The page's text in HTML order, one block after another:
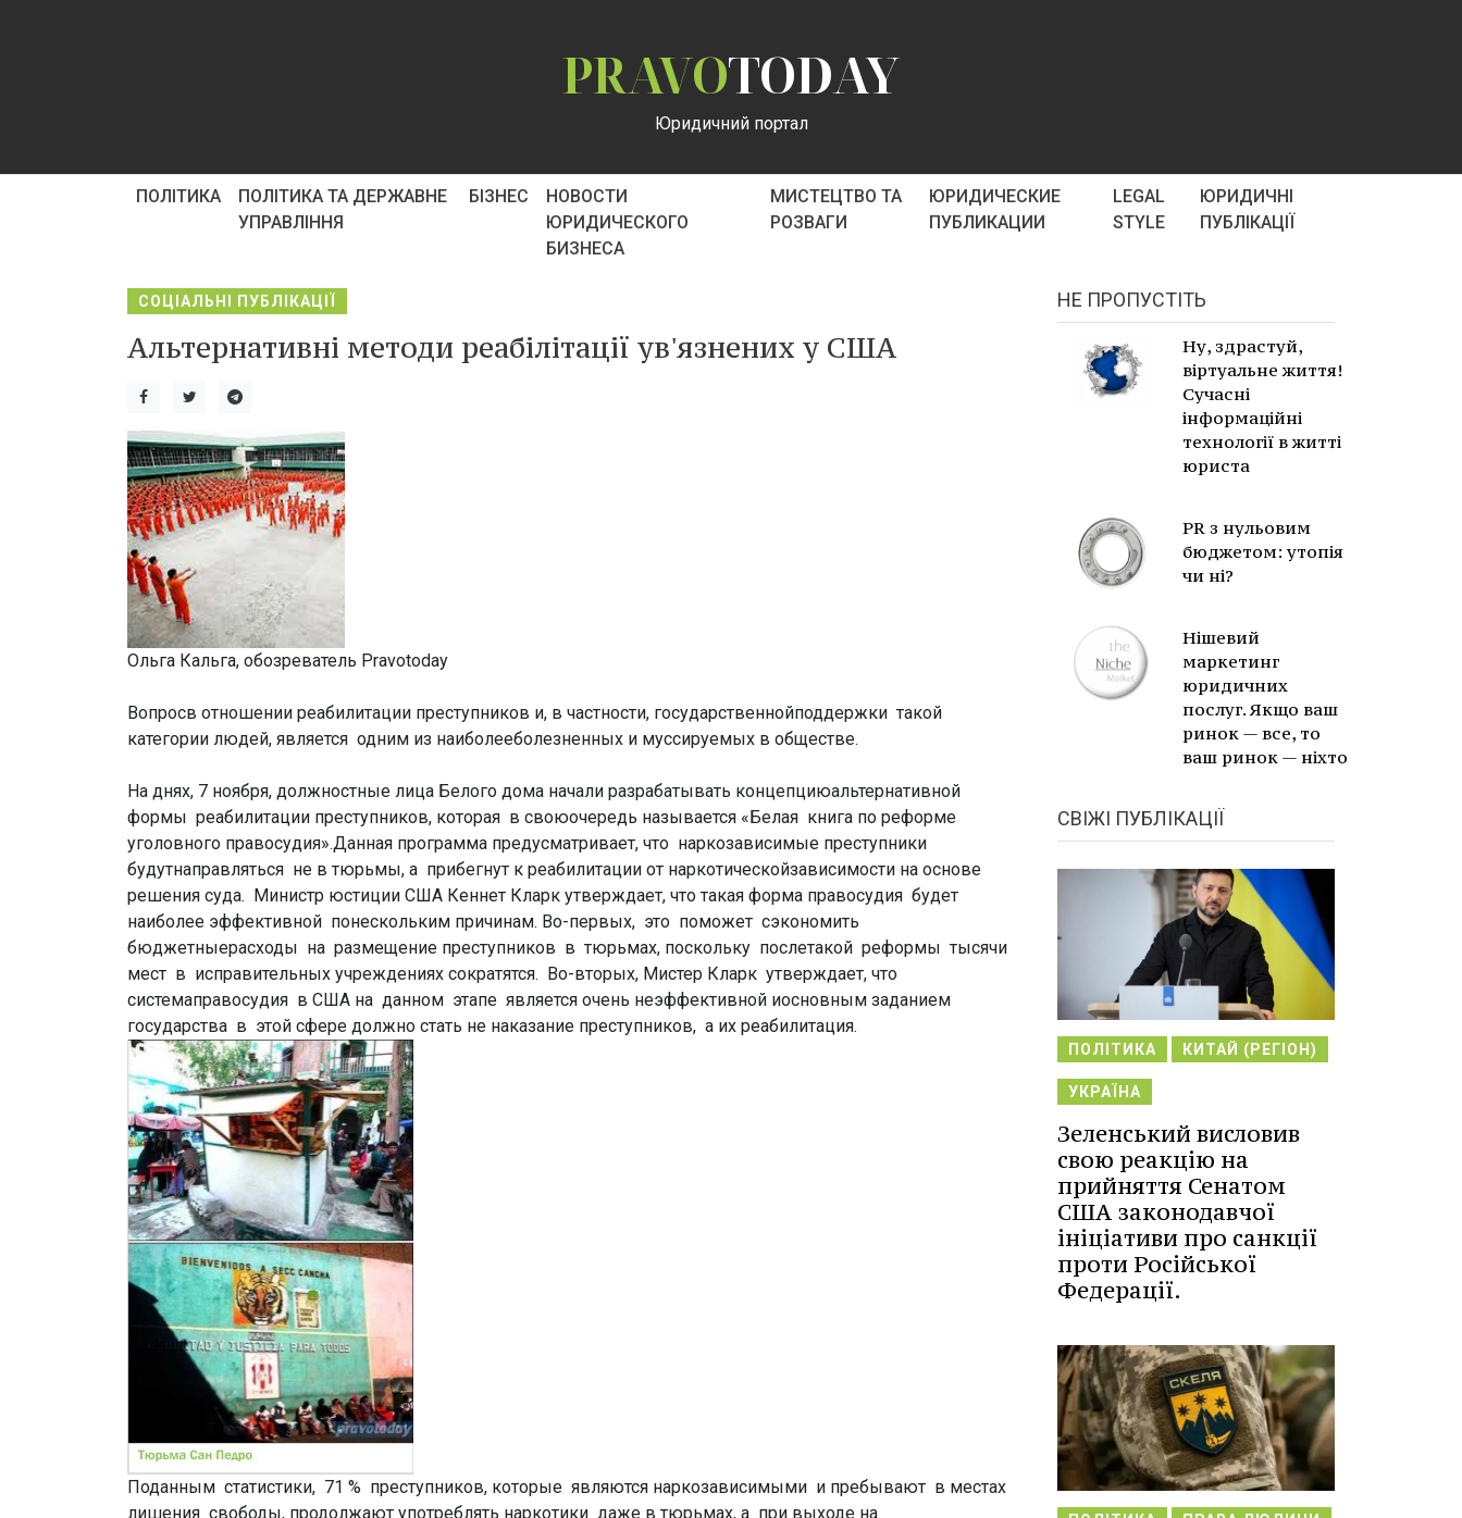
PRAVOTODAY
Юридичний портал
ПОЛІТИКА
ПОЛІТИКА ТА ДЕРЖАВНЕ
УПРАВЛІННЯ
БІЗНЕС
НОВОСТИ
ЮРИДИЧЕСКОГО
БИЗНЕСА
МИСТЕЦТВО ТА
РОЗВАГИ
ЮРИДИЧЕСКИЕ
ПУБЛИКАЦИИ
LEGAL
STYLE
ЮРИДИЧНІ
ПУБЛІКАЦІЇ
СОЦІАЛЬНІ ПУБЛІКАЦІЇ
Альтернативні методи реабілітації ув'язнених у США
Ольга Кальга, обозреватель Pravotoday
Вопросв отношении реабилитации преступников и, в частности, государственнойподдержки такой
категории людей, является одним из наиболееболезненных и муссируемых в обществе.
На днях, 7 ноября, должностные лица Белого дома начали разрабатывать концепциюальтернативной
формы реабилитации преступников, которая в своюочередь называется «Белая книга по реформе
уголовного правосудия».Данная программа предусматривает, что наркозависимые преступники
будутнаправляться не в тюрьмы, а прибегнут к реабилитации от наркотическойзависимости на основе
решения суда. Министр юстиции США Кеннет Кларк утверждает, что такая форма правосудия будет
наиболее эффективной понескольким причинам. Во-первых, это поможет сэкономить
бюджетныерасходы на размещение преступников в тюрьмах, поскольку послетакой реформы тысячи
мест в исправительных учреждениях сократятся. Во-вторых, Мистер Кларк утверждает, что
системаправосудия в США на данном этапе является очень неэффективной иосновным заданием
государства в этой сфере должно стать не наказание преступников, а их реабилитация.
Поданным статистики, 71 % преступников, которые являются наркозависимыми и пребывают в местах
лишения свободы, продолжают употреблять наркотики даже в тюрьмах, а при выходе на
НЕ ПРОПУСТІТЬ
Ну, здрастуй,
віртуальне життя!
Сучасні
інформаційні
технології в житті
юриста
PR з нульовим
бюджетом: утопія
чи ні?
Нішевий
маркетинг
юридичних
послуг. Якщо ваш
ринок — все, то
ваш ринок — ніхто
СВІЖІ ПУБЛІКАЦІЇ
ПОЛІТИКА КИТАЙ (РЕГІОН)
УКРАЇНА
Зеленський висловив
свою реакцію на
прийняття Сенатом
США законодавчої
ініціативи про санкції
проти Російської
Федерації.